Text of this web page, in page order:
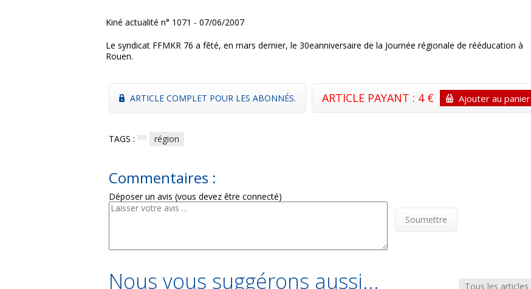
Kiné actualité n° 1071 - 07/06/2007
Le syndicat FFMKR 76 a fêté, en mars dernier, le 30eanniversaire de la Journée régionale de rééducation à
Rouen.
ARTICLE COMPLET POUR LES ABONNÉS. ARTICLE PAYANT : 4 € Ajouter au panier
TAGS : région
Commentaires :
Déposer un avis (vous devez être connecté)
Soumettre
Tous les articles
Nous vous suggérons aussi...